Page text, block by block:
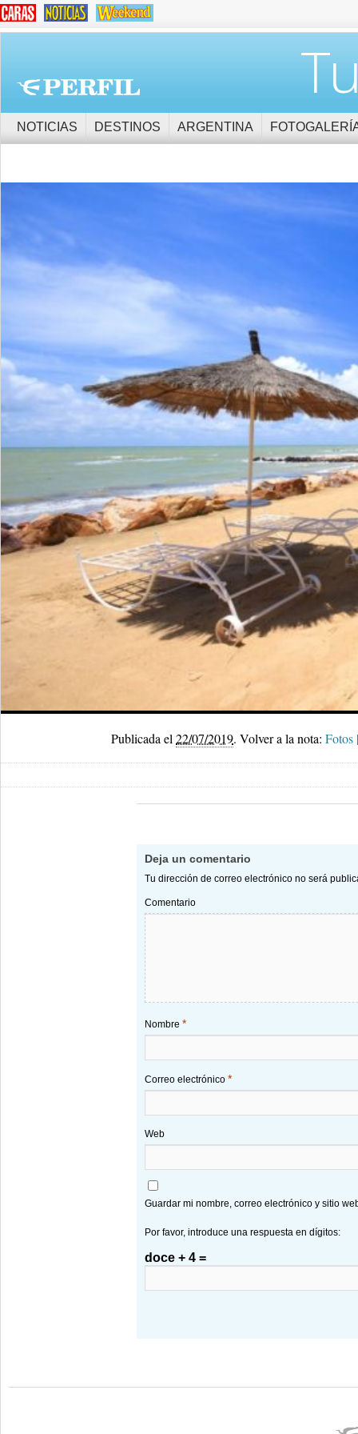
NOTICIAS DESTINOS ARGENTINA
Publicada el 22/07/2019. Volver a la nota: Fotos
Deja un comentario
Tu dirección de correo electrónico no será
Comentario
Nombre *
Correo electrónico *
Web
Guardar mi nombre, correo electrónico y sitio
Por favor, introduce una respuesta en dígitos:
doce + 4 =